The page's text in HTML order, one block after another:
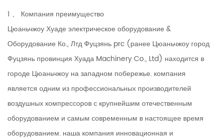
1 、 Компания преимущество
Цюаньчжоу Хуаде электрическое оборудование &
Оборудование Ко., Лтд Фуцзянь prc (ранее Цюаньчжоу город
Фуцзянь провинция Хуада Machinery Co., Ltd) находится в
городе Цюаньчжоу на западном побережье. компания
является одним из профессиональных производителей
воздушных компрессоров с крупнейшим отечественным
оборудованием и самым современным в настоящее время
оборудованием. наша компания инновационная и